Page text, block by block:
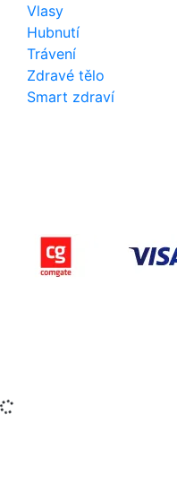
Vlasy
Hubnutí
Trávení
Zdravé tělo
Smart zdraví